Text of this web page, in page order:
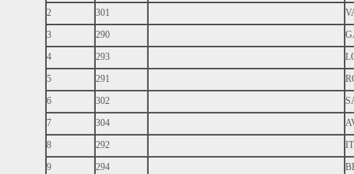
2
301
3
290
4
293
5
291
6
302
7
304
8
292
9
294